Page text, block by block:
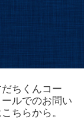
ちくんコー
ルでのお問い
ちらから。